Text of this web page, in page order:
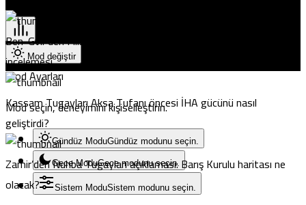
Pristina
Mod değiştir
Mod Ayarları
Mod seçin, deneyimini kişiselleştirin.
Gündüz ModuGündüz modunu seçin.
Gece ModuGece modunu seçin.
Sistem ModuSistem modunu seçin.
Ben-Gvir’den Filistinli tutuklular için “Timsahlı hendek” projesi
incelemesi
Kassam Tugayları Aksa Tufanı öncesi İHA gücünü nasıl
geliştirdi?
Zamir’den Nuhba Tugayları açıklaması: Barış Kurulu haritası ne
olacak?